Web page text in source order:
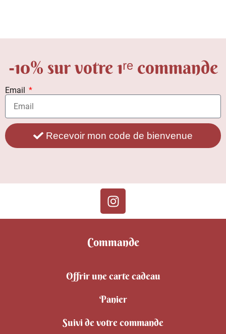
-10% sur votre 1ʳᵉ commande
Email
Recevoir mon code de bienvenue
Commande
Offrir une carte cadeau
Panier
Suivi de votre commande